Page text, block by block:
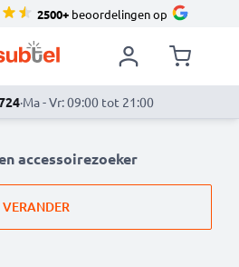
2500+beoordelingen op
·Ma - Vr: 09:00 tot 21:00
accessoirezoeker
VERANDER